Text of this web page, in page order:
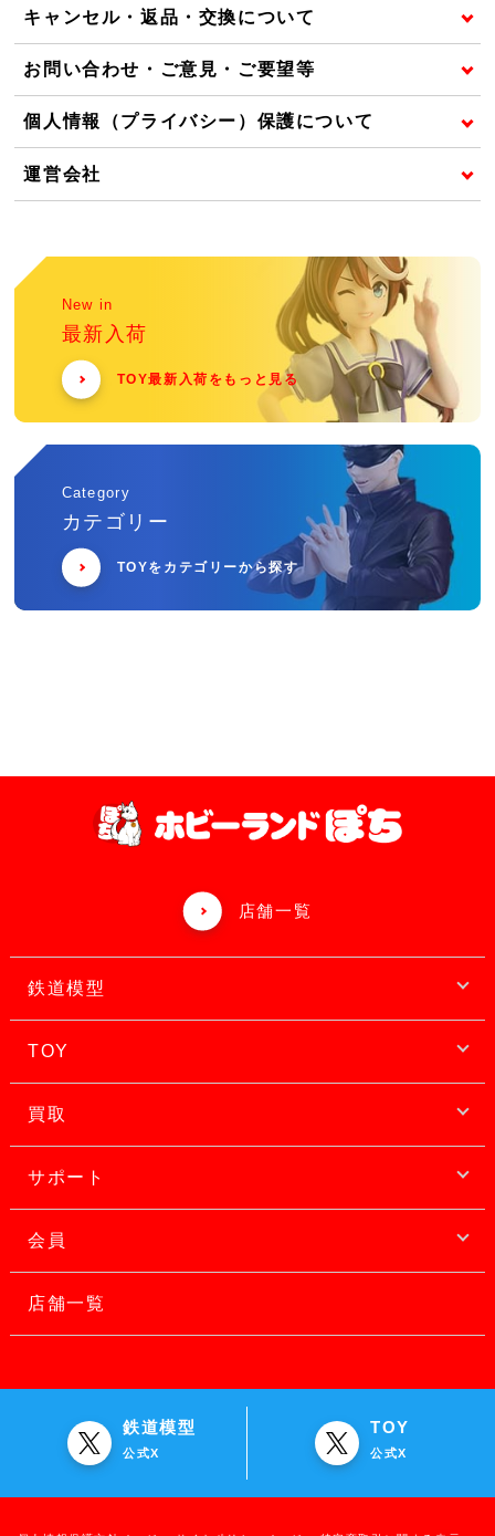
キャンセル・返品・交換について
お問い合わせ・ご意見・ご要望等
個人情報（プライバシー）保護について
運営会社
New in
最新入荷
TOY最新入荷をもっと見る
Category
カテゴリー
TOYをカテゴリーから探す
店舗一覧
鉄道模型
TOY
買取
サポート
会員
店舗一覧
鉄道模型
公式X
TOY
公式X